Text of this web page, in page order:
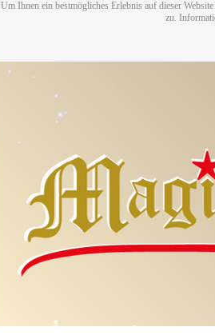
Um Ihnen ein bestmögliches Erlebnis auf dieser
zu.